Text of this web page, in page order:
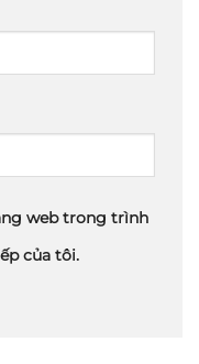
web trong trình
của tôi.